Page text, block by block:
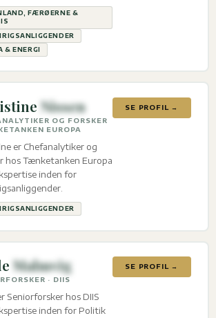
og Klima &
FÆRØERNE &
& ENERGI
Nissen
OG FORSKER
EUROPA
er Chefanalytiker og
hos Tænketanken Europa
inden for
SE PROFIL →
Malmvig
· DIIS
Seniorforsker hos DIIS
inden for Politik
SE PROFIL →